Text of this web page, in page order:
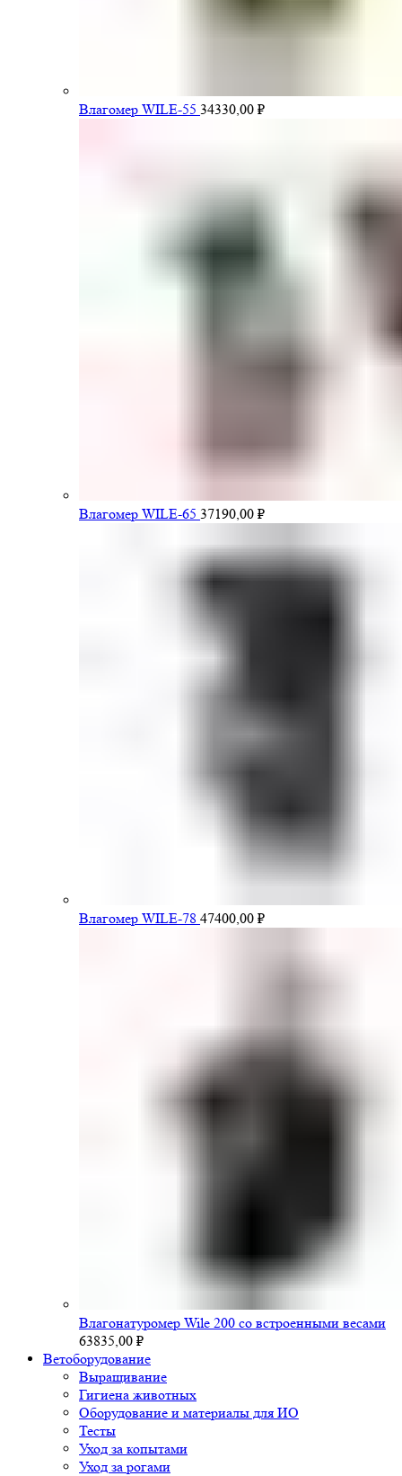
Влагомер WILE-55 34330,00 ₽
Влагомер WILE-65 37190,00 ₽
Влагомер WILE-78 47400,00 ₽
Влагонатуромер Wile 200 со встроенными весами
63835,00 ₽
Ветоборудование
Выращивание
Гигиена животных
Оборудование и материалы для ИО
Тесты
Уход за копытами
Уход за рогами